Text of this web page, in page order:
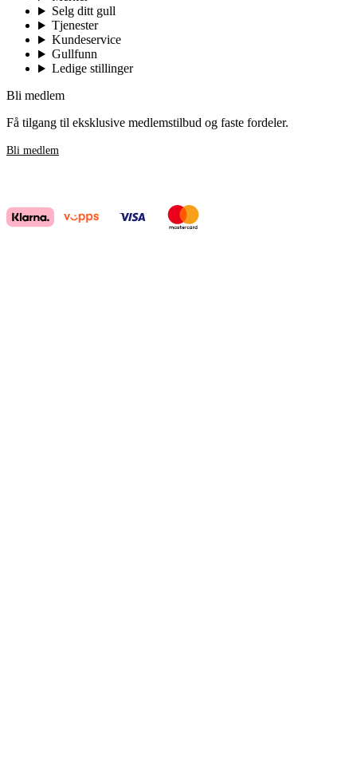
Selg ditt gull
Tjenester
Kundeservice
Gullfunn
Ledige stillinger
Bli medlem
Få tilgang til eksklusive medlemstilbud og faste fordeler.
Bli medlem